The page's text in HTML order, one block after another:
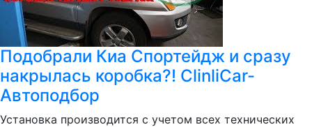
Подобрали Киа Спортейдж и сразу
накрылась коробка?! ClinliCar-
Автоподбор
Установка производится с учетом всех технических